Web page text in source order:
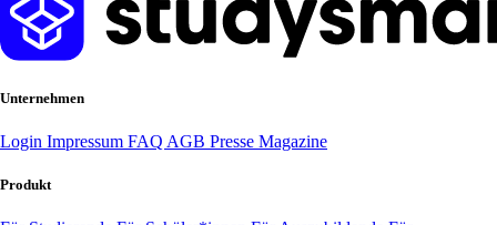
Unternehmen
Login Impressum FAQ AGB Presse Magazine
Produkt